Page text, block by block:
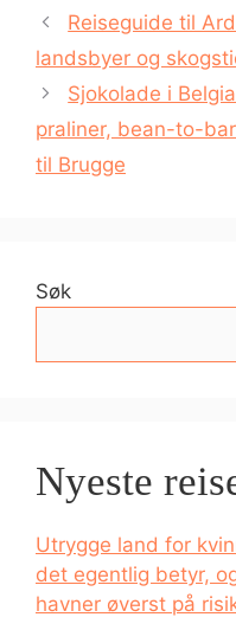
Reiseguide til
landsbyer og
Sjokolade i
praliner, bean-to-
til Brugge
Søk
Nyeste
Utrygge land for
det egentlig betyr,
havner øverst på